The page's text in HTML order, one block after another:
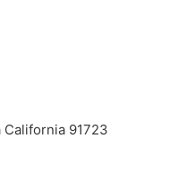
California 91723